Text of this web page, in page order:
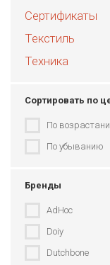
Сертификаты
Текстиль
Техника
Сортировать по
По
По убыванию
Бренды
AdHoc
Doiy
Dutchbone